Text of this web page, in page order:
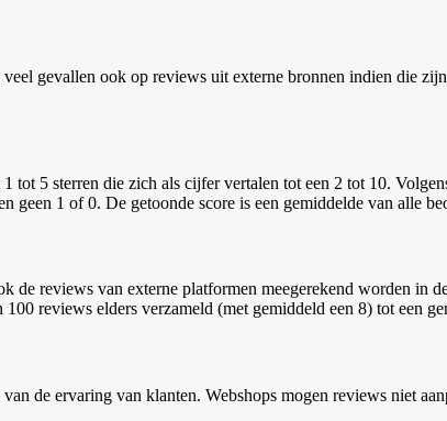
gevallen ook op reviews uit externe bronnen indien die
5 sterren die zich als cijfer vertalen tot een 2 tot 10.
geen 1 of 0. De getoonde score is een gemiddelde van alle
reviews van externe platformen meegerekend worden in
reviews elders verzameld (met gemiddeld een 8) tot een
de ervaring van klanten. Webshops mogen reviews niet